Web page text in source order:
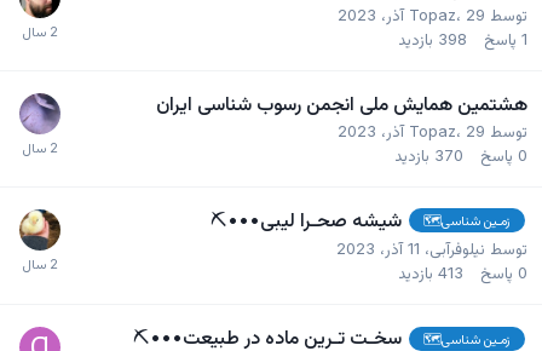
توسط Topaz، 29 آذر، 2023
1 پاسخ 398 بازدید
هشتمین همایش ملی انجمن رسوب شناسی ایران
توسط Topaz، 29 آذر، 2023
0 پاسخ 370 بازدید
زمـین شناسی🗺 شیشه صحـرا لیبی•••⛏️
توسط نیلوفرآبی، 11 آذر، 2023
0 پاسخ 413 بازدید
زمـین شناسی🗺 سخـت تـرین ماده در طبیعت•••⛏️